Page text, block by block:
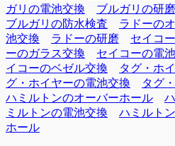
ガリの電池交換
ブルガリの研磨
ブルガリの防水検査
ラドーの
池交換
ラドーの研磨 セイコ
ーのガラス交換
セイコーの電
イコーのベゼル交換
タグ・ホ
グ・ホイヤーの電池交換
タグ
ハミルトンのオーバーホール
ミルトンの電池交換
ハミルト
ホール